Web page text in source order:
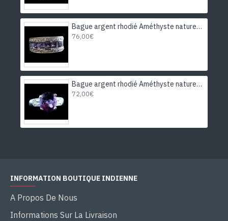
Bague argent rhodié Améthyste naturelle
76,00€
Bague argent rhodié Améthyste naturelle
72,00€
INFORMATION BOUTIQUE INDIENNE
A Propos De Nous
Informations Sur La Livraison